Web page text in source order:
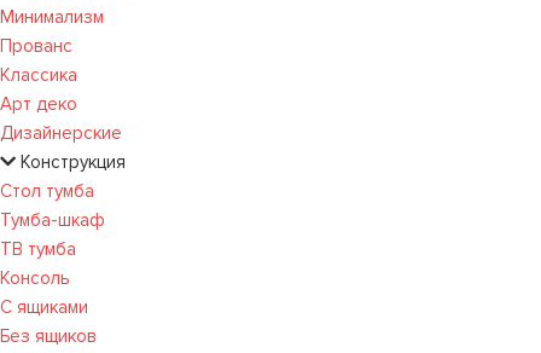
Минимализм
Прованс
Классика
Арт деко
Дизайнерские
Конструкция
Стол тумба
Тумба-шкаф
ТВ тумба
Консоль
С ящиками
Без ящиков